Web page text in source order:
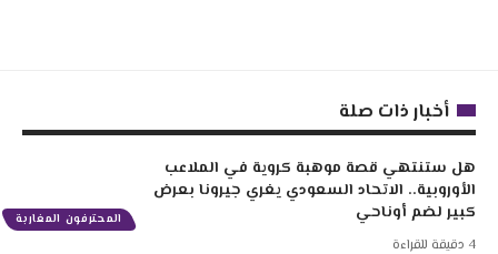
أخبار ذات صلة
المحترفون المغاربة
هل ستنتهي قصة موهبة كروية في الملاعب
الأوروبية.. الاتحاد السعودي يغري جيرونا بعرض
كبير لضم أوناحي